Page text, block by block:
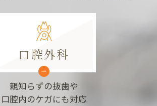
口腔外科
親知らずの抜歯や
口腔内のケガにも対応